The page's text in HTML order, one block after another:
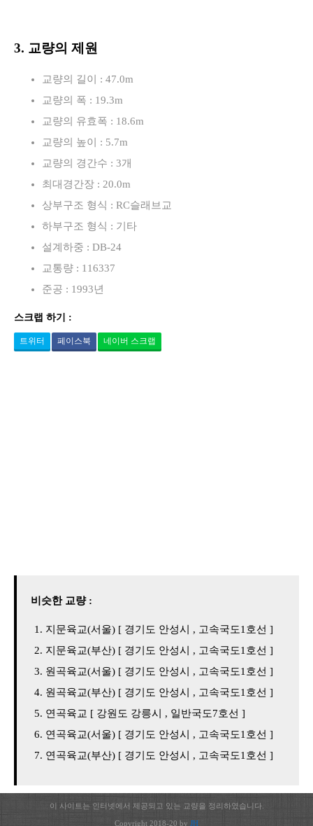
3. 교량의 제원
교량의 길이 : 47.0m
교량의 폭 : 19.3m
교량의 유효폭 : 18.6m
교량의 높이 : 5.7m
교량의 경간수 : 3개
최대경간장 : 20.0m
상부구조 형식 : RC슬래브교
하부구조 형식 : 기타
설계하중 : DB-24
교통량 : 116337
준공 : 1993년
스크랩 하기 :
트위터 페이스북 네이버 스크랩
비슷한 교량 :
지문육교(서울) [ 경기도 안성시 , 고속국도1호선 ]
지문육교(부산) [ 경기도 안성시 , 고속국도1호선 ]
원곡육교(서울) [ 경기도 안성시 , 고속국도1호선 ]
원곡육교(부산) [ 경기도 안성시 , 고속국도1호선 ]
연곡육교 [ 강원도 강릉시 , 일반국도7호선 ]
연곡육교(서울) [ 경기도 안성시 , 고속국도1호선 ]
연곡육교(부산) [ 경기도 안성시 , 고속국도1호선 ]
이 사이트는 인터넷에서 제공되고 있는 교량을 정리하였습니다.
Copyright 2018-20 by JH